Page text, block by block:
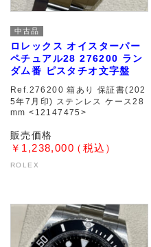
中古品
ロレックス オイスターパー
ペチュアル28 276200 ラン
ダム番 ピスタチオ文字盤
Ref.276200 箱あり 保証書(202
5年7月印) ステンレス ケース28
mm <12147475>
￥1,238,000
ROLEX